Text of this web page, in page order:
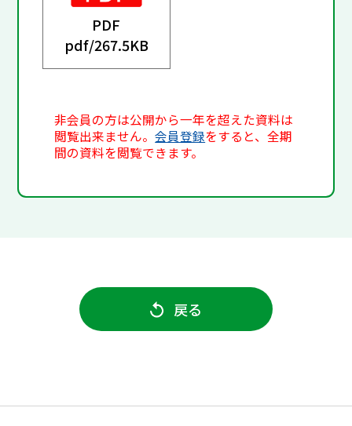
PDF
pdf/267.5KB
非会員の方は公開から一年を超えた資料は
閲覧出来ません。会員登録をすると、全期
間の資料を閲覧できます。
戻る